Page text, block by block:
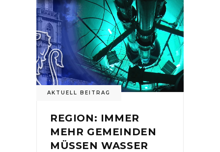
AKTUELL BEITRAG
REGION: IMMER
MEHR GEMEINDEN
MÜSSEN WASSER